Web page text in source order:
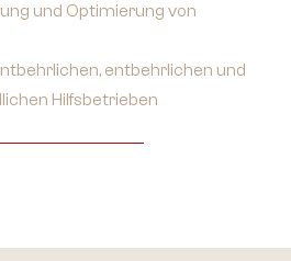
und Optimierung von
entbehrlichen und
Hilfsbetrieben